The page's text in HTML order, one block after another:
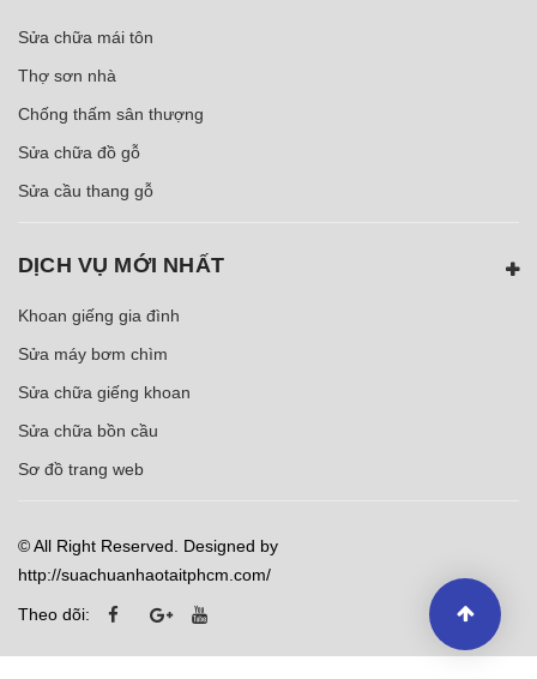
Sửa chữa mái tôn
Thợ sơn nhà
Chống thấm sân thượng
Sửa chữa đồ gỗ
Sửa cầu thang gỗ
DỊCH VỤ MỚI NHẤT
Khoan giếng gia đình
Sửa máy bơm chìm
Sửa chữa giếng khoan
Sửa chữa bồn cầu
Sơ đồ trang web
© All Right Reserved. Designed by
http://suachuanhaotaitphcm.com/
Theo dõi: